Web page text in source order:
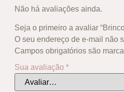
Não há avaliações ainda.
Seja o primeiro a avaliar
O seu endereço de e-mail não
Campos obrigatórios são
Sua avaliação *